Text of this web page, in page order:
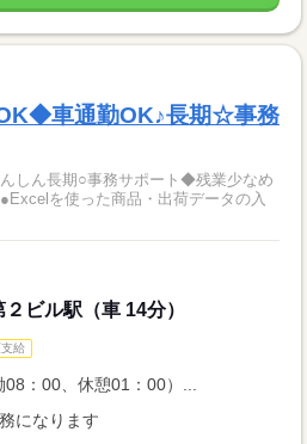
OK◆車通勤OK♪長期☆事務
しん長期○事務サポート◆残業少なめ
を使った商品・出荷データの入
ビル駅（車 14分）
給
：00、休憩01：00）...
になります